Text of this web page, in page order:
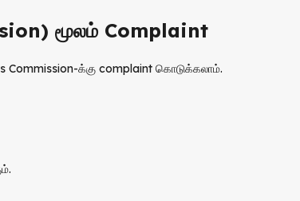
மூலம் Complaint
க்கு complaint கொடுக்கலாம்.